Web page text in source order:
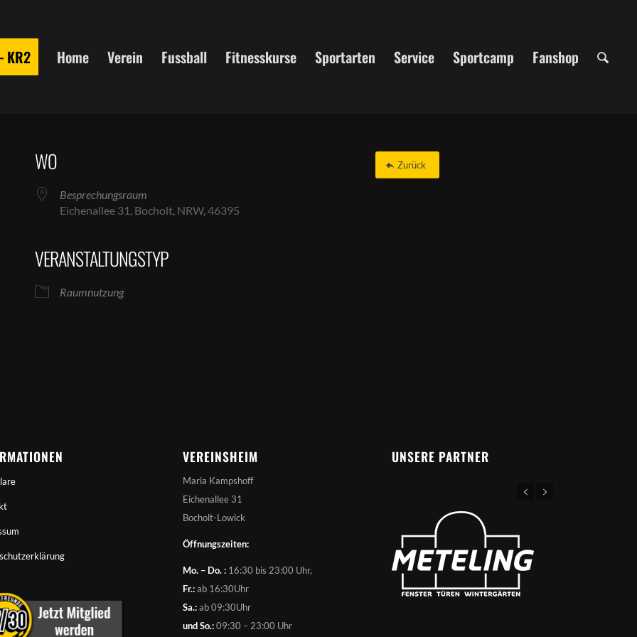
KR2 Home Verein Fussball Fitnesskurse Sportarten Service Sportcamp Fanshop
Kalender
WO
Besprechungsraum
Eichenallee 31, Bocholt, NRW, 46395
VERANSTALTUNGSTYP
Raumnutzung
Zurück
VEREINSHEIM
Maria Kampshoff
Eichenallee 31
Bocholt-Lowick
Öffnungszeiten:
Mo. – Do. : 16:30 bis 23:00 Uhr,
Fr.:ab 16:30Uhr
Sa.:ab 09:30Uhr
und So.:09:30 – 23:00 Uhr
UNSERE PARTNER